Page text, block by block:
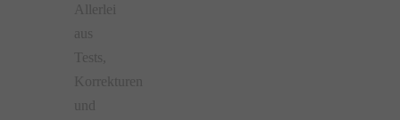
Allerlei
aus
Tests,
Korrekturen
und